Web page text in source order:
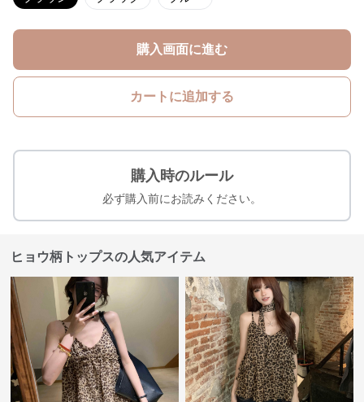
購入画面に進む
カートに追加する
購入時のルール
必ず購入前にお読みください。
ヒョウ柄トップスの人気アイテム